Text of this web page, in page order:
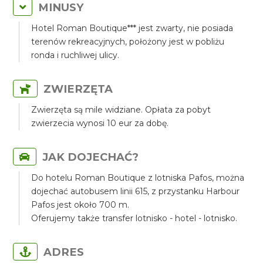
MINUSY
Hotel Roman Boutique*** jest zwarty, nie posiada
terenów rekreacyjnych, położony jest w pobliżu
ronda i ruchliwej ulicy.
ZWIERZĘTA
Zwierzęta są mile widziane. Opłata za pobyt
zwierzecia wynosi 10 eur za dobę.
JAK DOJECHAĆ?
Do hotelu Roman Boutique z lotniska Pafos, można
dojechać autobusem linii 615, z przystanku Harbour
Pafos jest około 700 m.
Oferujemy także transfer lotnisko - hotel - lotnisko.
ADRES